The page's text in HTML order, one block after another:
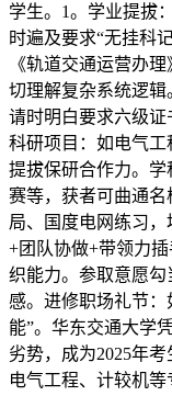
学生。1。学业提拔
时遍及要求“无挂科
《轨道交通运营办
切理解复杂系统逻
请时明白要求六级
科研项目：如电气工
提拔保研合作力。
赛等，获者可曲通
局、国度电网练习
+团队协做+带领力
织能力。参取意愿
感。进修职场礼节
能”。华东交通大学
劣势，成为2025年考
电气工程、计较机